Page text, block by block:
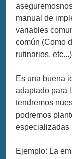
manual de
variables
común (Como
rutinarios,
Es una buena
adaptado para
tendremos
podremos
especializadas
Ejemplo: La